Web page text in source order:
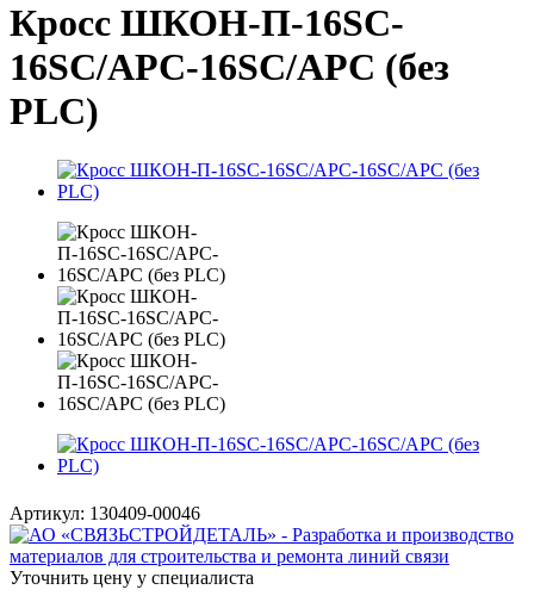
Кросс ШКОН-П-16SC-
16SC/APC-16SC/APC (без
PLC)
Артикул: 130409-00046
Уточнить цену у специалиста